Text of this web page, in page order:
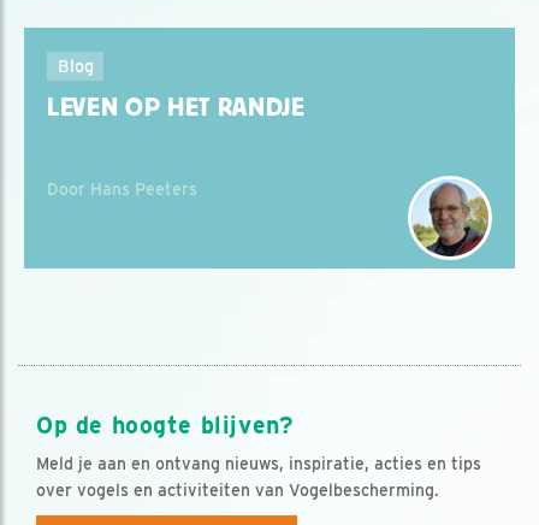
Blog
LEVEN OP HET RANDJE
Door Hans Peeters
Op de hoogte blijven?
Meld je aan en ontvang nieuws, inspiratie, acties en tips
over vogels en activiteiten van Vogelbescherming.